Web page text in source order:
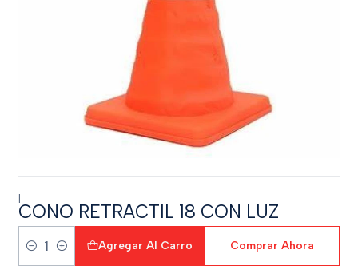
|
CONO RETRACTIL 18 CON LUZ
Cantidad
Agregar Al Carro Comprar Ahora